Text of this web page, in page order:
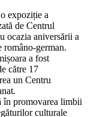
expoziție a
de Centrul
ocazia aniversării a
româno-german.
a fost
către 17
un Centru
în promovarea limbii
culturale